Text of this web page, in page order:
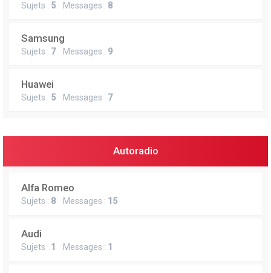
Sujets : 5 Messages : 8
Samsung
Sujets : 7Messages : 9
Huawei
Sujets : 5 Messages : 7
Autoradio
Alfa Romeo
Sujets : 8 Messages : 15
Audi
Sujets : 1 Messages : 1